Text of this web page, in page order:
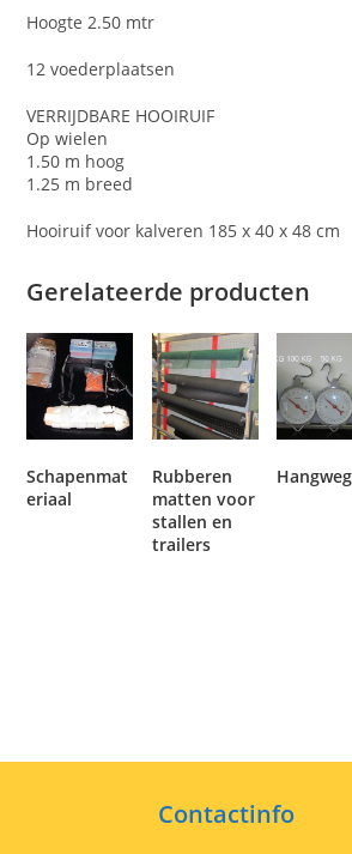
Hoogte 2.50 mtr
12 voederplaatsen
VERRIJDBARE HOOIRUIF
Op wielen
1.50 m hoog
1.25 m breed
Hooiruif voor kalveren 185 x 40 x 48 cm
Gerelateerde producten
Schapenmat
eriaal
Rubberen
matten voor
stallen en
trailers
Contactinfo